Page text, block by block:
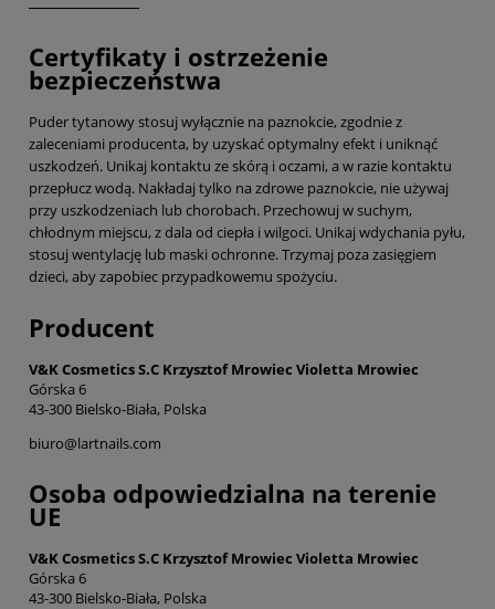
Certyfikaty i ostrzeżenie
bezpieczeństwa
Puder tytanowy stosuj wyłącznie na paznokcie, zgodnie z
zaleceniami producenta, by uzyskać optymalny efekt i uniknąć
uszkodzeń. Unikaj kontaktu ze skórą i oczami, a w razie kontaktu
przepłucz wodą. Nakładaj tylko na zdrowe paznokcie, nie używaj
przy uszkodzeniach lub chorobach. Przechowuj w suchym,
chłodnym miejscu, z dala od ciepła i wilgoci. Unikaj wdychania pyłu,
stosuj wentylację lub maski ochronne. Trzymaj poza zasięgiem
dzieci, aby zapobiec przypadkowemu spożyciu.
Producent
V&K Cosmetics S.C Krzysztof Mrowiec Violetta Mrowiec
Górska 6
43-300 Bielsko-Biała, Polska
biuro@lartnails.com
Osoba odpowiedzialna na terenie
UE
V&K Cosmetics S.C Krzysztof Mrowiec Violetta Mrowiec
Górska 6
43-300 Bielsko-Biała, Polska